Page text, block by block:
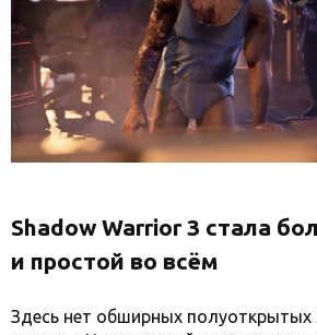
Shadow Warrior 3 стала
и простой во всём
Здесь нет обширных полуоткрытых